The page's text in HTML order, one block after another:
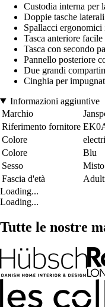
Custodia interna per
Doppie tasche
Spallacci
Tasca anteriore
Tasca con secondo
Pannello posteriore
Due grandi
Cinghia per
Informazioni aggiuntive
Marchio
Riferimento fornitore
Colore
Colore
Blu
Sesso
Misto
Fascia d'età
Loading...
Loading...
Tutte le nostre